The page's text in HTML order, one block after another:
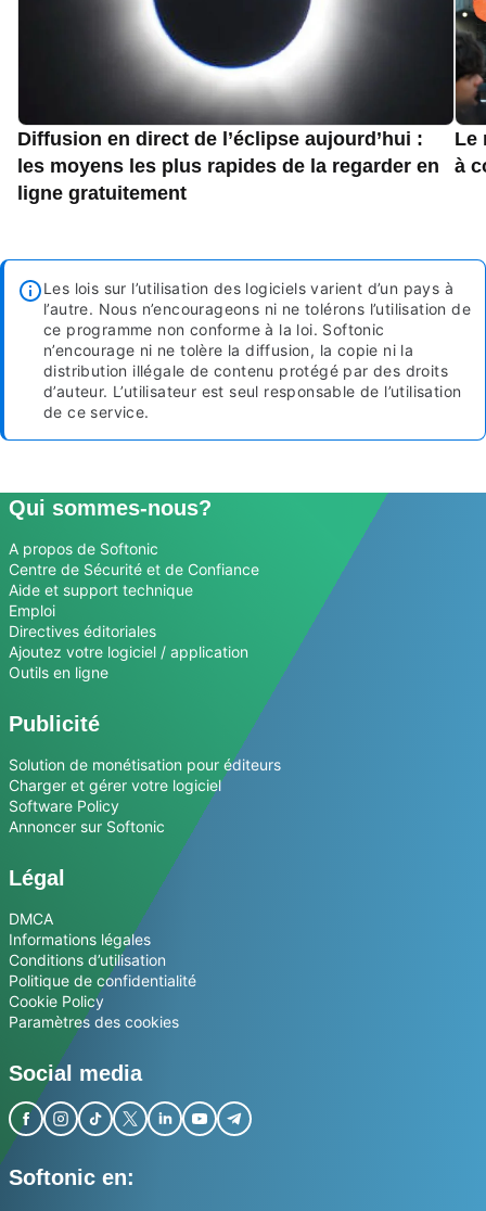
Diffusion en direct de l’éclipse aujourd’hui :
les moyens les plus rapides de la regarder en
ligne gratuitement
Le
à
Les lois sur l’utilisation des logiciels varient d’un pays à
l’autre. Nous n’encourageons ni ne tolérons l’utilisation de
ce programme non conforme à la loi. Softonic
n’encourage ni ne tolère la diffusion, la copie ni la
distribution illégale de contenu protégé par des droits
d’auteur. L’utilisateur est seul responsable de l’utilisation
de ce service.
Qui sommes-nous?
A propos de Softonic
Centre de Sécurité et de Confiance
Aide et support technique
Emploi
Directives éditoriales
Ajoutez votre logiciel / application
Outils en ligne
Publicité
Solution de monétisation pour éditeurs
Charger et gérer votre logiciel
Software Policy
Annoncer sur Softonic
Légal
DMCA
Informations légales
Conditions d’utilisation
Politique de confidentialité
Cookie Policy
Paramètres des cookies
Social media
Softonic en: